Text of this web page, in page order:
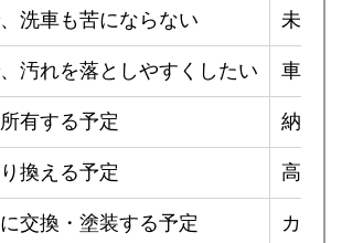
洗車も苦にならない 未施
汚れを落としやすくしたい 車体
有する予定 納車
換える予定 高額
交換・塗装する予定 カス